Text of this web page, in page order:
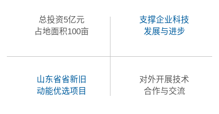
总投资5亿元
占地面积100亩
支撑企业科技
发展与进步
山东省省新旧
动能优选项目
对外开展技术
合作与交流